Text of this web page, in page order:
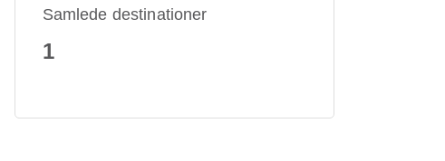
Samlede destinationer
1